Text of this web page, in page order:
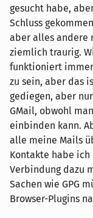
gesucht habe,
Schluss
aber alles andere
ziemlich traurig.
funktioniert
zu sein, aber das
gediegen, aber
GMail, obwohl
einbinden kann.
alle meine Mails
Kontakte habe ich
Verbindung dazu
Sachen wie GPG
Browser-Plugins